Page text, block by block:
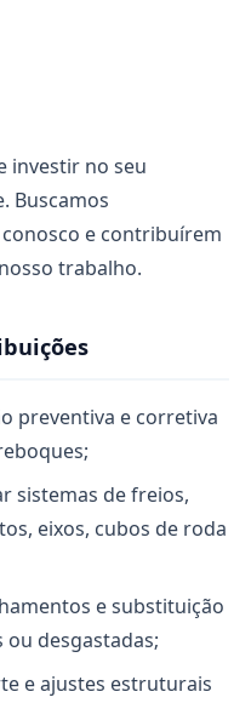
investir no seu
Buscamos
e contribuírem
trabalho.
preventiva e corretiva
sistemas de freios,
eixos, cubos de roda
e substituição
ou desgastadas;
e ajustes estruturais